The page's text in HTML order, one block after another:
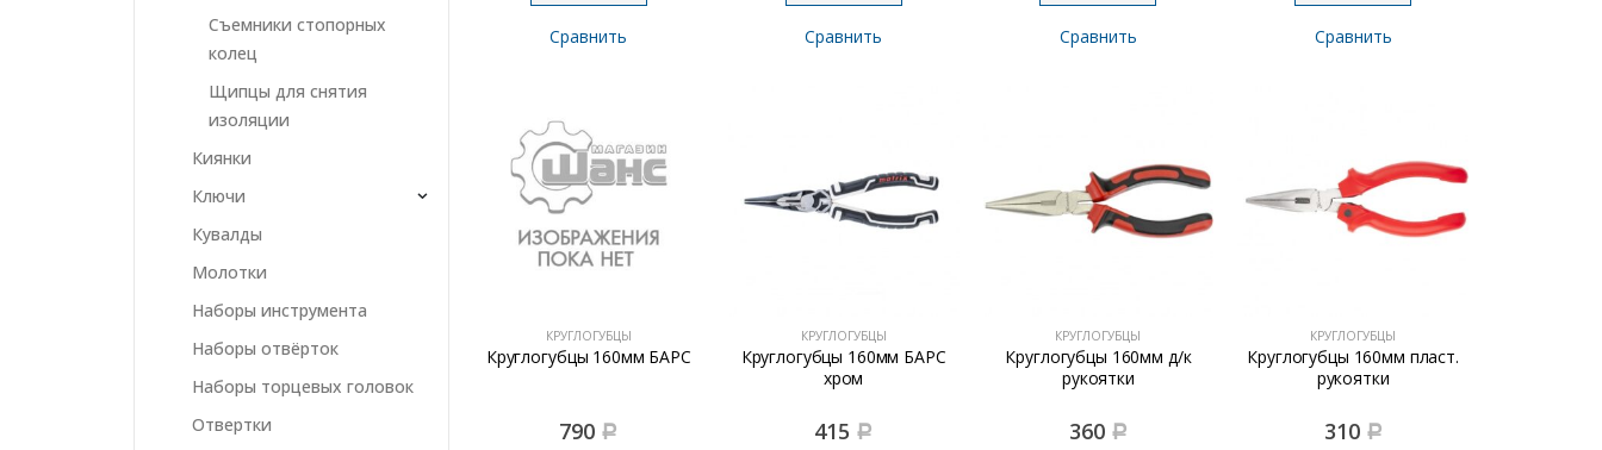
Сравнить Сравнить Сравнить Сравнить
КРУГЛОГУБЦЫ
Круглогубцы 160мм БАРС
790 Р
КРУГЛОГУБЦЫ
Круглогубцы 160мм БАРС
хром
415 Р
КРУГЛОГУБЦЫ
Круглогубцы 160мм д/к
рукоятки
360 Р
КРУГЛОГУБЦЫ
Круглогубцы 160мм пласт.
рукоятки
310 Р
Съемники стопорных
колец
Щипцы для снятия
изоляции
Киянки
Ключи
Кувалды
Молотки
Наборы инструмента
Наборы отвёрток
Наборы торцевых головок
Отвертки